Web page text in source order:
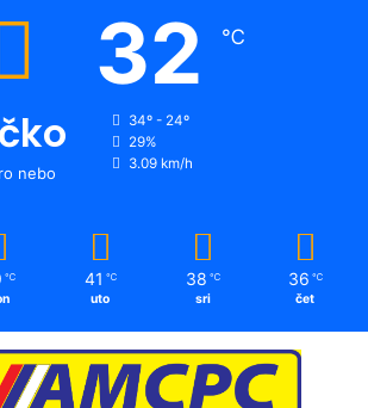
nebo
32 ℃
34º - 24º
29%
3.09 km/h
℃ 41 ℃
uto
38 ℃
sri
36 ℃
čet